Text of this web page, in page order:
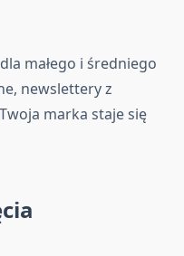
małego i średniego
newslettery z
marka staje się